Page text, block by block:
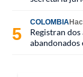
COLOMBIA
Registran
abandonados